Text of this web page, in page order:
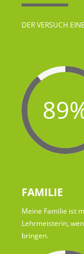
DER VERSUCH
FAMILIE
Meine Familie ist
Lehrmeisterin,
bringen.